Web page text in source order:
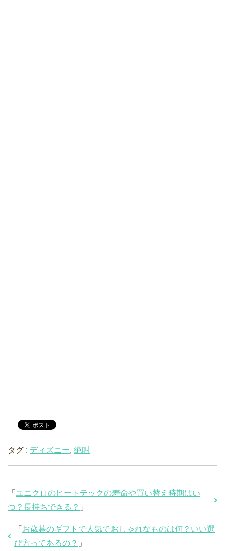
タグ : ディズニー, 絶叫
「 ユニクロのヒートテックの寿命や買い替え時期はい
つ？長持ちできる？ 」
「 お歳暮のギフトで人気でおしゃれなものは何？いい選
び方ってあるの？ 」